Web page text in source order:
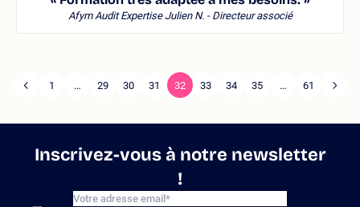
Afym Audit Expertise Julien N. - Directeur associé
Pagination
Page
1 … 29 30 31 32 33 34 35 … 61
Page
Inscrivez-vous à notre newsletter
!